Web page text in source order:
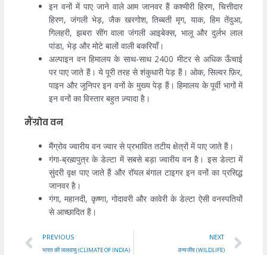
इन वनों में पाए जाने वाले आम जानवर हैं कश्मीरी हिरण, चित्तीदार
हिरण, जंगली भेड़, जैक खरगोश, तिब्बती मृग, याक, हिम तेंदुआ,
गिलहरी, झबरा सींग वाला जंगली आइबेक्स, भालू और दुर्लभ लाल
पांडा, भेड़ और मोटे बालों वाली बकरियाँ।
अल्पाइन वन हिमालय के साथ-साथ 2400 मीटर से अधिक ऊँचाई
पर पाए जाते हैं। ये पूरी तरह से शंकुधारी पेड़ हैं। ओक, सिल्वर फ़िर,
पाइन और जूनिपर इन वनों के मुख्य पेड़ हैं। हिमालय के पूर्वी भागों में
इन वनों का विस्तार बहुत ज़्यादा है।
मैंग्रोव वन
मैंग्रोव ज्वारीय वन ज्वार से प्रभावित तटीय क्षेत्रों में पाए जाते हैं।
गंगा-ब्रह्मपुत्र के डेल्टा में सबसे बड़ा ज्वारीय वन है। इस डेल्टा में
सुंदरी वृक्ष पाए जाते हैं और रॉयल बंगाल टाइगर इन वनों का प्रसिद्ध
जानवर है।
गंगा, महानदी, कृष्णा, गोदावरी और कावेरी के डेल्टा ऐसी वनस्पतियों
से आच्छादित हैं।
Prev
PREVIOUS
भारत की जलवायु (CLIMATE OF INDIA)
NEXT
वन्यजीव (WILDLIFE)